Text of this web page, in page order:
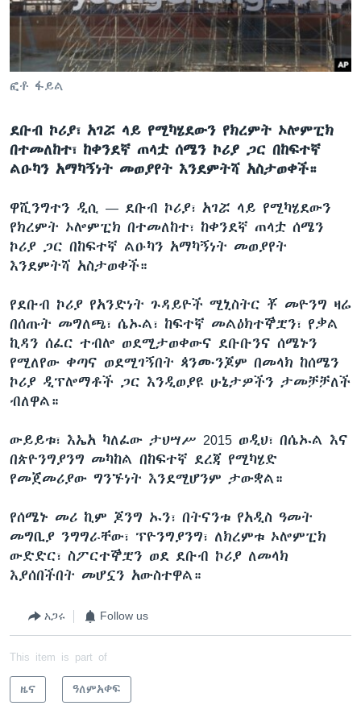
ቋንቋዎች
ፎቶ ፋይል
ደቡብ ኮሪያ፣ አገሯ ላይ የሚካሄደውን የክረምት ኦሎምፒክ
በተመለከተ፣ ከቀንደኛ ጠላቷ ሰሜን ኮሪያ ጋር በከፍተኛ
ልዑካን አማካኝነት መወያየት እንደምትሻ አስታወቀች።
ዋሺንግተን ዲሲ — ደቡብ ኮሪያ፣ አገሯ ላይ የሚካሄደውን
የክረምት ኦሎምፒክ በተመለከተ፣ ከቀንደኛ ጠላቷ ሰሜን
ኮሪያ ጋር በከፍተኛ ልዑካን አማካኝነት መወያየት
እንደምትሻ አስታወቀች።
የደቡብ ኮሪያ የአንድነት ጉዳይዮች ሚኒስትር ቾ መዮንግ ዛሬ
በሰጡት መግለጫ፣ ሴኡል፣ ከፍተኛ መልዕክተኞቿን፣ የቃል
ኪዳን ሰፈር ተብሎ ወደሚታወቀውና ደቡቡንና ሰሜኑን
የሚለየው ቀጣና ወደሚገኝበት ጳንሙንጆም በመላክ ከሰሜን
ኮሪያ ዲፕሎማቶች ጋር እንዲወያዩ ሁኔታዎችን ታመቻቻለች
ብለዋል።
ውይይቱ፣ እኤአ ካለፈው ታህሣሥ 2015 ወዲህ፣ በሴኡል እና
በጵዮንግያንግ መካከል በከፍተኛ ደረጃ የሚካሄድ
የመጀመሪያው ግንኙነት እንደሚሆንም ታውቋል።
የሰሜኑ መሪ ኪም ጆንግ ኡን፣ በትናንቱ የአዲስ ዓመት
መግቢያ ንግግራቸው፣ ፕዮንግያንግ፣ ለክረምቱ ኦሎምፒክ
ውድድር፣ ስፖርተኞቿን ወደ ደቡብ ኮሪያ ለመላክ
እያሰበችበት መሆኗን አውስተዋል።
አጋሩ Follow us
This item is part of
ዜና ዓለምአቀፍ